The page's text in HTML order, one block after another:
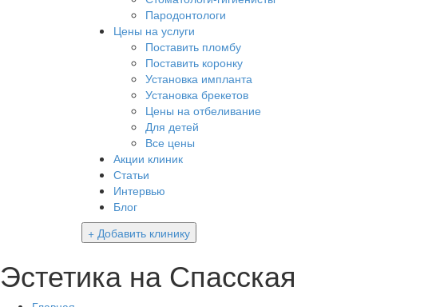
Пародонтологи
Цены на услуги
Поставить пломбу
Поставить коронку
Установка импланта
Установка брекетов
Цены на отбеливание
Для детей
Все цены
Акции клиник
Статьи
Интервью
Блог
+ Добавить клинику
Эстетика на Спасская